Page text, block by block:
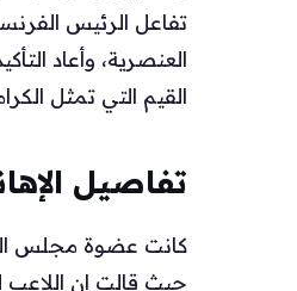
تفاعل الرئيس
العنصرية، وأعاد
القيم التي تمثل
تفاصيل
كانت عضوة مجلس
حيث قالت إن